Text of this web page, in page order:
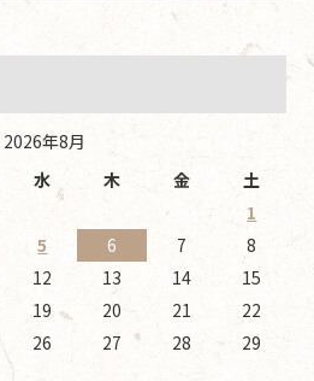
2026年8月
水 木 金
土
1
5 6 7
8
12 13 14
15
19 20 21
22
26 27 28
29